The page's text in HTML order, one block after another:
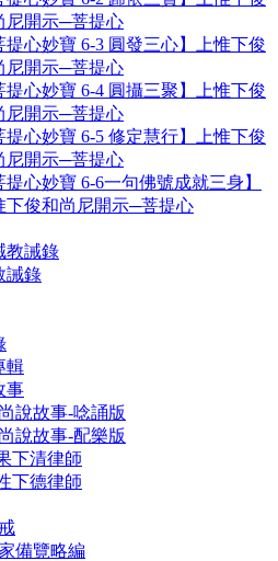
尼開示─菩提心
提心妙寶 6-3 圓發三心】上惟下俊
尼開示─菩提心
提心妙寶 6-4 圓攝三聚】上惟下俊
尼開示─菩提心
提心妙寶 6-5 修定慧行】上惟下俊
尼開示─菩提心
提心妙寶 6-6一句佛號成就三身】
下俊和尚尼開示─菩提心
教誡錄
誡錄
輯
事
說故事-唸誦版
說故事-配樂版
下清律師
下德律師
備覽略編